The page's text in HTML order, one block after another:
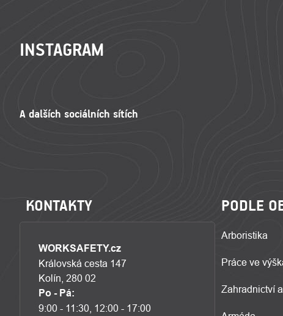
INSTAGRAM
KONTAKTY
WORKSAFETY.cz
Královská cesta 147
Kolín, 280 02
Po - Pá:
9:00 - 11:30, 12:00 - 17:00
PODLE
Arboristika
Práce ve
Zahradnictví